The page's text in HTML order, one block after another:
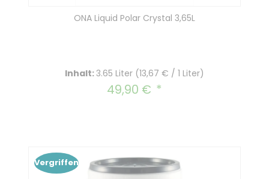
ONA Liquid Polar Crystal 3,65L
Inhalt:3.65 Liter (13,67 € / 1 Liter)
Regulärer Preis:
49,90 €
Vergriffen